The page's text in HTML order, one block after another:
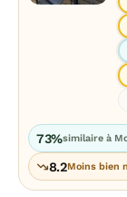
73%similaire à
8.2Moins bien